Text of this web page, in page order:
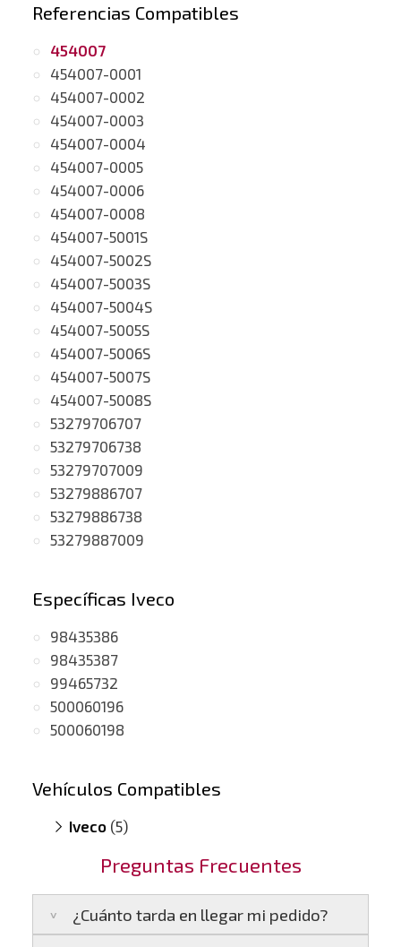
Referencias Compatibles
454007
454007-0001
454007-0002
454007-0003
454007-0004
454007-0005
454007-0006
454007-0008
454007-5001S
454007-5002S
454007-5003S
454007-5004S
454007-5005S
454007-5006S
454007-5007S
454007-5008S
53279706707
53279706738
53279707009
53279886707
53279886738
53279887009
Específicas Iveco
98435386
98435387
99465732
500060196
500060198
Vehículos Compatibles
Iveco (5)
Generador 17.2(motor 8240.42)
Generador 17.2(motor 8280.42)
Generador 17.2(motor 8280.42 SPR)
Preguntas Frecuentes
¿Cuánto tarda en llegar mi pedido?